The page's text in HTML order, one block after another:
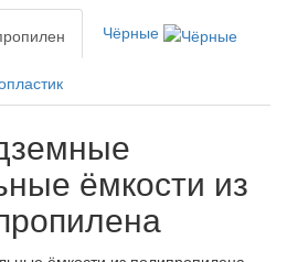
Чёрные
ёмкости из